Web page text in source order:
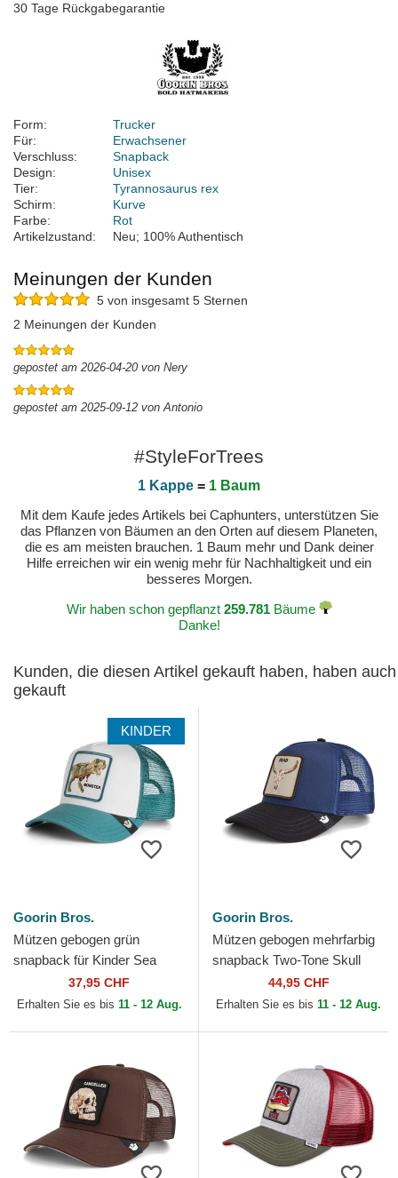
30 Tage Rückgabegarantie
Form:
Trucker
Für:
Erwachsener
Verschluss:
Snapback
Design:
Unisex
Tier:
Tyrannosaurus rex
Schirm:
Kurve
Farbe:
Rot
Artikelzustand:
Neu; 100% Authentisch
Meinungen der Kunden
5 von insgesamt 5 Sternen
2 Meinungen der Kunden
gepostet am 2026-04-20 von Nery
gepostet am 2025-09-12 von Antonio
#StyleForTrees
1 Kappe = 1 Baum
Mit dem Kaufe jedes Artikels bei Caphunters, unterstützen Sie
das Pflanzen von Bäumen an den Orten auf diesem Planeten,
die es am meisten brauchen. 1 Baum mehr und Dank deiner
Hilfe erreichen wir ein wenig mehr für Nachhaltigkeit und ein
besseres Morgen.
Wir haben schon gepflanzt 259.781Bäume
Danke!
Kunden, die diesen Artikel gekauft haben, haben auch
gekauft
KINDER
Goorin Bros.
Mützen gebogen grün
snapback für Kinder Sea
Monster The Farm Goorin
Bros.
37,95 CHF
Erhalten Sie es bis 11 - 12 Aug.
Goorin Bros.
Mützen gebogen mehrfarbig
snapback Two-Tone Skull
Grit The Farm Goorin Bros.
44,95 CHF
Erhalten Sie es bis 11 - 12 Aug.